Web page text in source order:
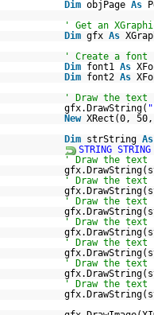
Dim objPage As
' Get an
Dim gfx As
' Create a font
Dim font1 As
Dim font2 As
' Draw the text
gfx.DrawString(
New XRect(0,
Dim strString As
STRING
' Draw the text
' Draw the text
' Draw the text
' Draw the text
' Draw the text
' Draw the text
' Draw the text